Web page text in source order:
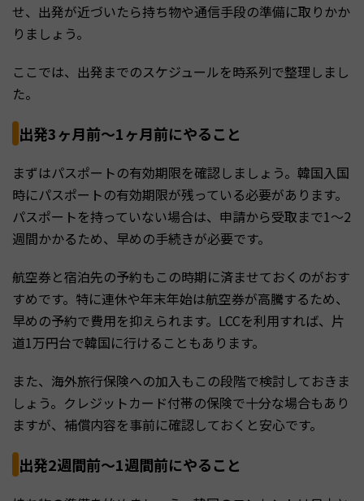
せ、出発が近づいたら持ち物や通信手段の準備に取りかか
りましょう。
ここでは、出発までのスケジュールを時系列で整理しまし
た。
出発3ヶ月前〜1ヶ月前にやること
まずはパスポートの有効期限を確認しましょう。韓国入国
時にパスポートの有効期限が残っている必要があります。
パスポートを持っていない場合は、申請から受取まで1〜2
週間かかるため、早めの手続きが必要です。
航空券と宿泊先の予約もこの時期に済ませておくのがおす
すめです。特に連休や年末年始は航空券が高騰するため、
早めの予約で費用を抑えられます。LCCを利用すれば、片
道1万円台で韓国に行けることもあります。
また、海外旅行保険への加入もこの段階で検討しておきま
しょう。クレジットカード付帯の保険で十分な場合もあり
ますが、補償内容を事前に確認しておくと安心です。
出発2週間前〜1週間前にやること